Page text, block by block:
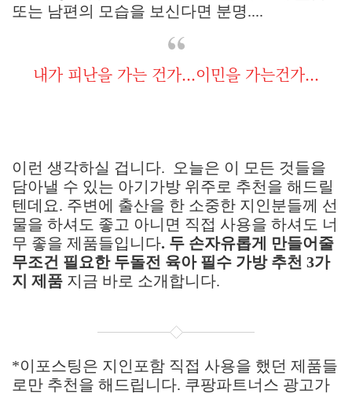
또는 남편의 모습을 보신다면 분명....
내가 피난을 가는 건가...이민을 가는건가...
이런 생각하실 겁니다. 오늘은 이 모든 것들을
담아낼 수 있는 아기가방 위주로 추천을 해드릴
텐데요. 주변에 출산을 한 소중한 지인분들께 선
물을 하셔도 좋고 아니면 직접 사용을 하셔도 너
무 좋을 제품들입니다. 두 손자유롭게 만들어줄
무조건 필요한 두돌전 육아 필수 가방 추천 3가
지 제품 지금 바로 소개합니다.
*이포스팅은 지인포함 직접 사용을 했던 제품들
로만 추천을 해드립니다. 쿠팡파트너스 광고가